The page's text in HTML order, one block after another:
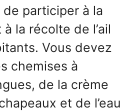
participer à la
la récolte de l’ail
Vous devez
chemises à
de la crème
et de l’eau